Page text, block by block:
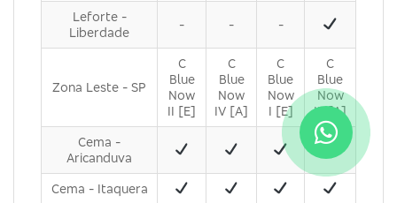
Leforte -
Liberdade
- - -
Zona Leste - SP
C
Blue
Now
II [E]
C
Blue
Now
IV [A]
C
Blue
Now
I [E]
C
Blue
Now
III [A]
Cema -
Aricanduva
Cema - Itaquera